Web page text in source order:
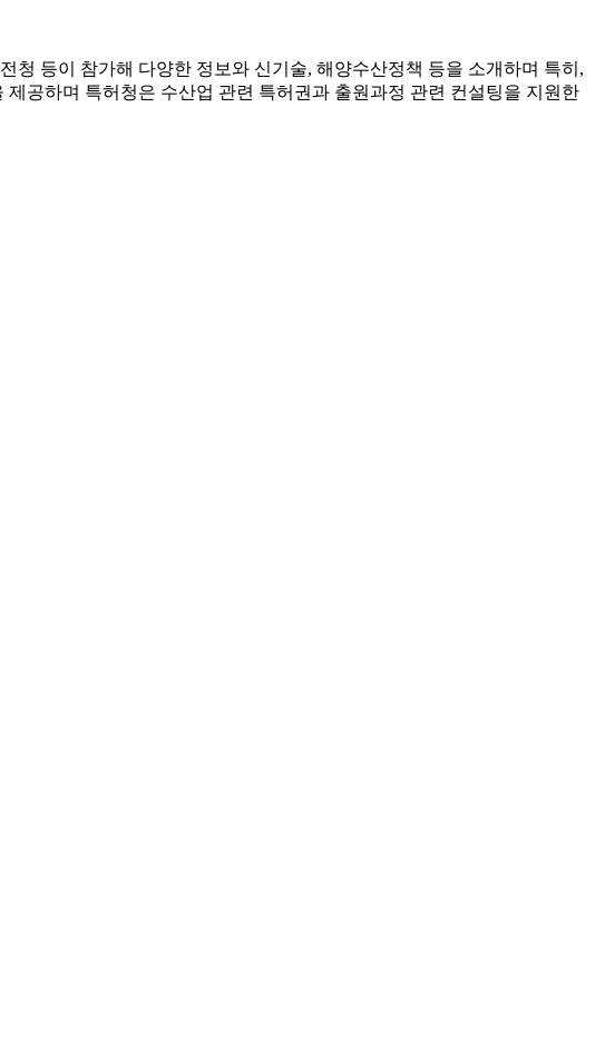
청 등이 참가해 다양한 정보와 신기술, 해양수산정책 등을 소개하며 특히,
공하며 특허청은 수산업 관련 특허권과 출원과정 관련 컨설팅을 지원한